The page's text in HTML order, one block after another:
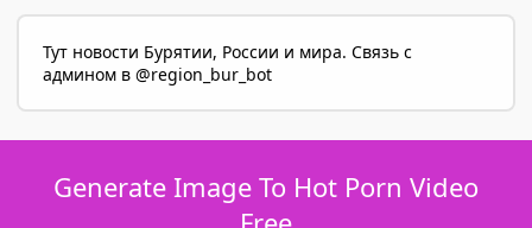
Тут новости Бурятии, России и мира. Связь с
админом в @region_bur_bot
Generate Image To Hot Porn Video